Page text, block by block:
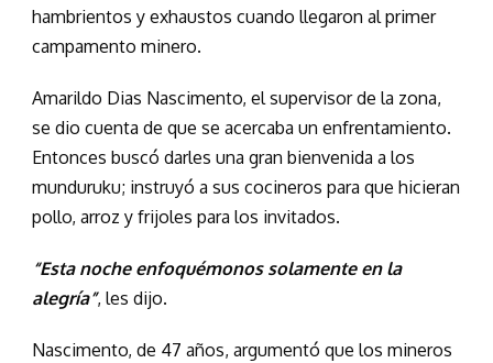
hambrientos y exhaustos cuando llegaron al primer
campamento minero.
Amarildo Dias Nascimento, el supervisor de la zona,
se dio cuenta de que se acercaba un enfrentamiento.
Entonces buscó darles una gran bienvenida a los
munduruku; instruyó a sus cocineros para que hicieran
pollo, arroz y frijoles para los invitados.
“Esta noche enfoquémonos solamente en la
alegría”, les dijo.
Nascimento, de 47 años, argumentó que los mineros